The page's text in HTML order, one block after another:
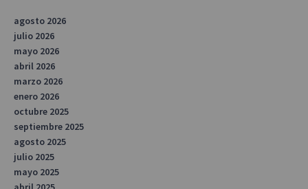
agosto 2026
julio 2026
mayo 2026
abril 2026
marzo 2026
enero 2026
octubre 2025
septiembre 2025
agosto 2025
julio 2025
mayo 2025